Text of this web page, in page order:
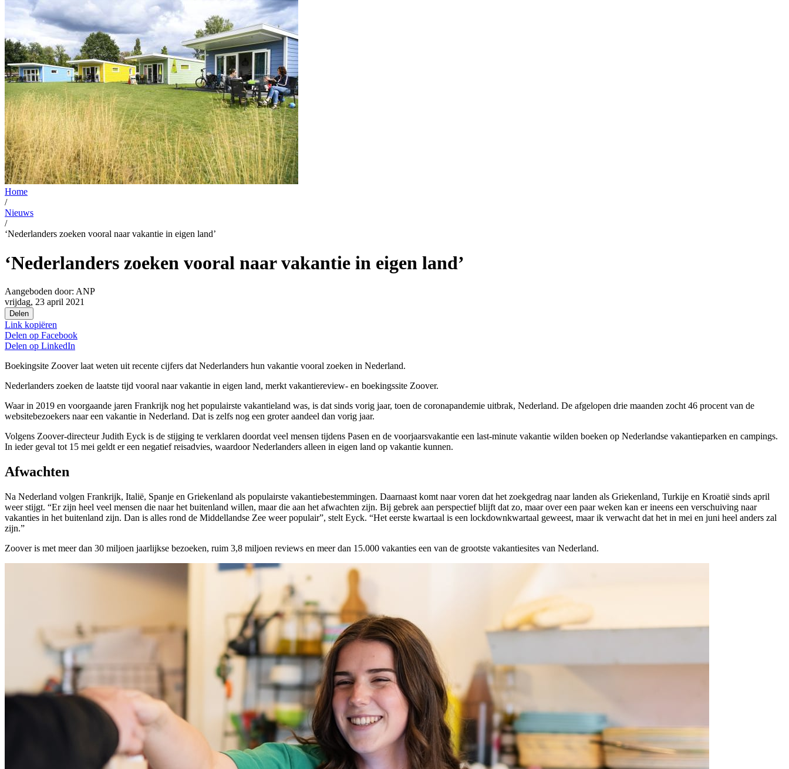
Home
/
Nieuws
/
‘Nederlanders zoeken vooral naar vakantie in eigen land’
‘Nederlanders zoeken vooral naar vakantie in eigen land’
Aangeboden door: ANP
vrijdag, 23 april 2021
Delen
Link kopiëren
Delen op Facebook
Delen op LinkedIn
Boekingsite Zoover laat weten uit recente cijfers dat Nederlanders hun vakantie vooral zoeken in Nederland.
Nederlanders zoeken de laatste tijd vooral naar vakantie in eigen land, merkt vakantiereview- en boekingssite Zoover.
Waar in 2019 en voorgaande jaren Frankrijk nog het populairste vakantieland was, is dat sinds vorig jaar, toen de coronapandemie uitbrak, Nederland. De afgelopen drie maanden zocht 46 procent van de
websitebezoekers naar een vakantie in Nederland. Dat is zelfs nog een groter aandeel dan vorig jaar.
Volgens Zoover-directeur Judith Eyck is de stijging te verklaren doordat veel mensen tijdens Pasen en de voorjaarsvakantie een last-minute vakantie wilden boeken op Nederlandse vakantieparken en campings.
In ieder geval tot 15 mei geldt er een negatief reisadvies, waardoor Nederlanders alleen in eigen land op vakantie kunnen.
Afwachten
Na Nederland volgen Frankrijk, Italië, Spanje en Griekenland als populairste vakantiebestemmingen. Daarnaast komt naar voren dat het zoekgedrag naar landen als Griekenland, Turkije en Kroatië sinds april
weer stijgt. “Er zijn heel veel mensen die naar het buitenland willen, maar die aan het afwachten zijn. Bij gebrek aan perspectief blijft dat zo, maar over een paar weken kan er ineens een verschuiving naar
vakanties in het buitenland zijn. Dan is alles rond de Middellandse Zee weer populair”, stelt Eyck. “Het eerste kwartaal is een lockdownkwartaal geweest, maar ik verwacht dat het in mei en juni heel anders zal
zijn.”
Zoover is met meer dan 30 miljoen jaarlijkse bezoeken, ruim 3,8 miljoen reviews en meer dan 15.000 vakanties een van de grootste vakantiesites van Nederland.